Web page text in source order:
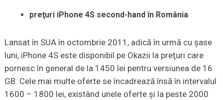
preţuri iPhone 4S second-hand în România
Lansat în SUA în octombrie 2011, adică în urmă cu şase
luni, iPhone 4S este disponibil pe Okazii la preţuri care
pornesc în general de la 1450 lei pentru versiunea de 16
GB. Cele mai multe oferte se încadrează însă în intervalul
1600 – 1800 lei, existând unele oferte şi la peste 2000